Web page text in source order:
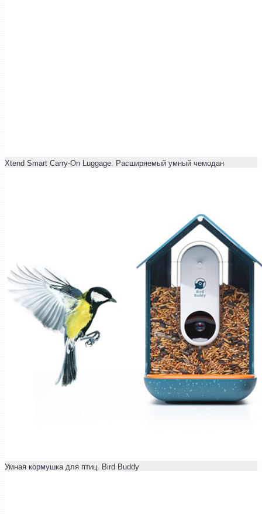
Xtend Smart Carry-On Luggage. Расширяемый умный чемодан
Умная кормушка для птиц. Bird Buddy